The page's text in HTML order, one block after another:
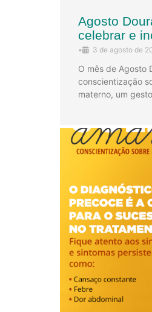
Agosto
celebrar e
• 3 de agosto de
O mês de Agosto
conscientização
materno, um